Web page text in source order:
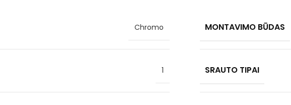
Chromo MONTAVIMO BŪDAS
1 SRAUTO TIPAI